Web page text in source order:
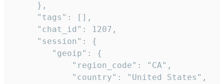
     },
     "tags": [],
     "chat_id": 1207,
     "session": {
        "geoip": {
            "region_code": "CA",
            "country": "United States",